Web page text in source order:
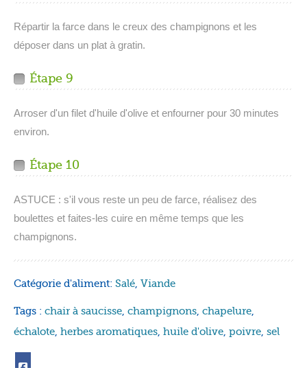
Répartir la farce dans le creux des champignons et les
déposer dans un plat à gratin.
Étape 9
Arroser d'un filet d'huile d'olive et enfourner pour 30 minutes
environ.
Étape 10
ASTUCE : s'il vous reste un peu de farce, réalisez des
boulettes et faites-les cuire en même temps que les
champignons.
Catégorie d'aliment: Salé, Viande
Tags : chair à saucisse, champignons, chapelure,
échalote, herbes aromatiques, huile d'olive, poivre, sel